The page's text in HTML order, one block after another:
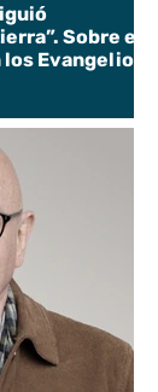
Sobre el
Evangelios.